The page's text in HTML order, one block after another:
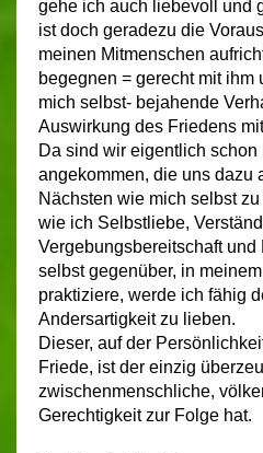
gehe ich auch liebevoll und
ist doch geradezu die
meinen Mitmenschen
begegnen = gerecht mit ihm
mich selbst- bejahende
Auswirkung des Friedens
Da sind wir eigentlich schon
angekommen, die uns dazu
Nächsten wie mich selbst
wie ich Selbstliebe,
Vergebungsbereitschaft und
selbst gegenüber, in
praktiziere, werde ich fähig
Andersartigkeit zu lieben.
Dieser, auf der
Friede, ist der einzig
zwischenmenschliche,
Gerechtigkeit zur Folge hat.